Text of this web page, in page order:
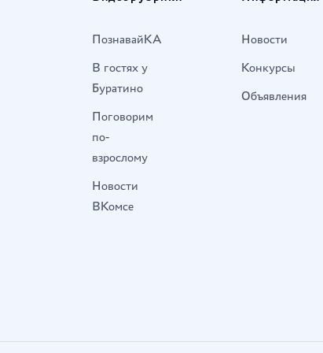
ПознавайКА
В гостях у
Буратино
Поговорим
по-
взрослому
Новости
ВКомсе
Новости
Конкурсы
Объявления